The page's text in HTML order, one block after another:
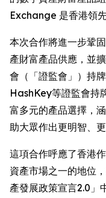
Exchange 是香港領
本次合作將進一步鞏
產財富產品供應，並
會（「證監會」）持
HashKey等證監會持
富多元的產品選擇，
助大眾作出更明智、
這項合作呼應了香港
資產市場之一的地位
產發展政策宣言2.0」